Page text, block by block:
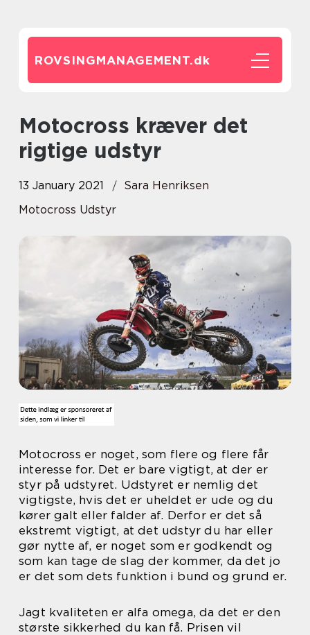
ROVSINGMANAGEMENT.dk
Motocross kræver det
rigtige udstyr
13 January 2021
Sara Henriksen
Motocross Udstyr
Motocross er noget, som flere og flere får
interesse for. Det er bare vigtigt, at der er
styr på udstyret. Udstyret er nemlig det
vigtigste, hvis det er uheldet er ude og du
kører galt eller falder af. Derfor er det så
ekstremt vigtigt, at det udstyr du har eller
gør nytte af, er noget som er godkendt og
som kan tage de slag der kommer, da det jo
er det som dets funktion i bund og grund er.
Jagt kvaliteten er alfa omega, da det er den
største sikkerhed du kan få. Prisen vil